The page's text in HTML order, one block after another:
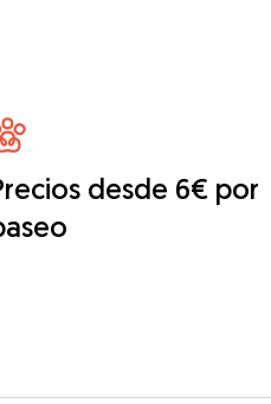
desde 6€ por